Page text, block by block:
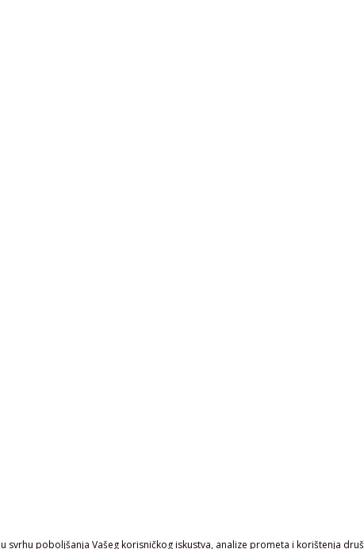
u svrhu poboljšanja Vašeg korisničkog iskustva, analize prometa i korištenja